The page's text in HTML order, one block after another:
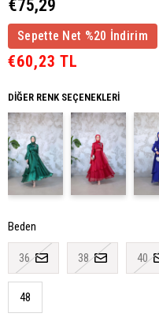
€75,29
Sepette Net %20 İndirim
€60,23 TL
DIĞER RENK SEÇENEKLERI
Beden
36 38 40
48